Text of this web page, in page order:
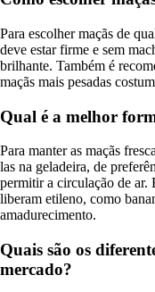
Para escolher maçãs de
deve estar firme e sem
brilhante. Também é
maçãs mais pesadas
Qual é a melhor
Para manter as maçãs
las na geladeira, de
permitir a circulação de ar.
liberam etileno, como
amadurecimento.
Quais são os
mercado?